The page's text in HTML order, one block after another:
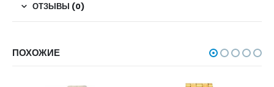
ОТЗЫВЫ (0)
ПОХОЖИЕ